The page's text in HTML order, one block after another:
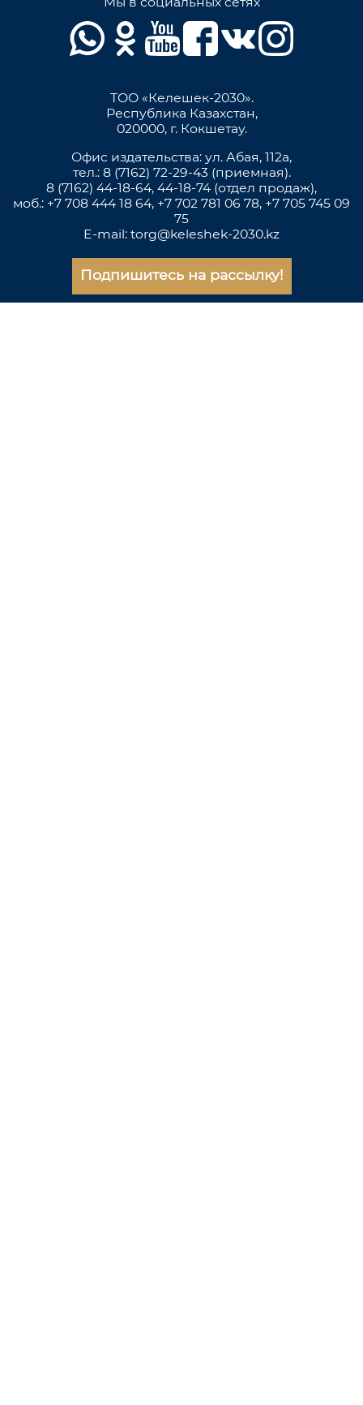
ТОО «Келешек-2030».
Республика Казахстан,
020000, г. Кокшетау.
Офис издательства: ул. Абая, 112а,
тел.: 8 (7162) 72-29-43 (приемная).
8 (7162) 44-18-64, 44-18-74 (отдел продаж),
моб.: +7 708 444 18 64, +7 702 781 06 78, +7 705 745 09
75
E-mail: torg@keleshek-2030.kz
Подпишитесь на рассылку!